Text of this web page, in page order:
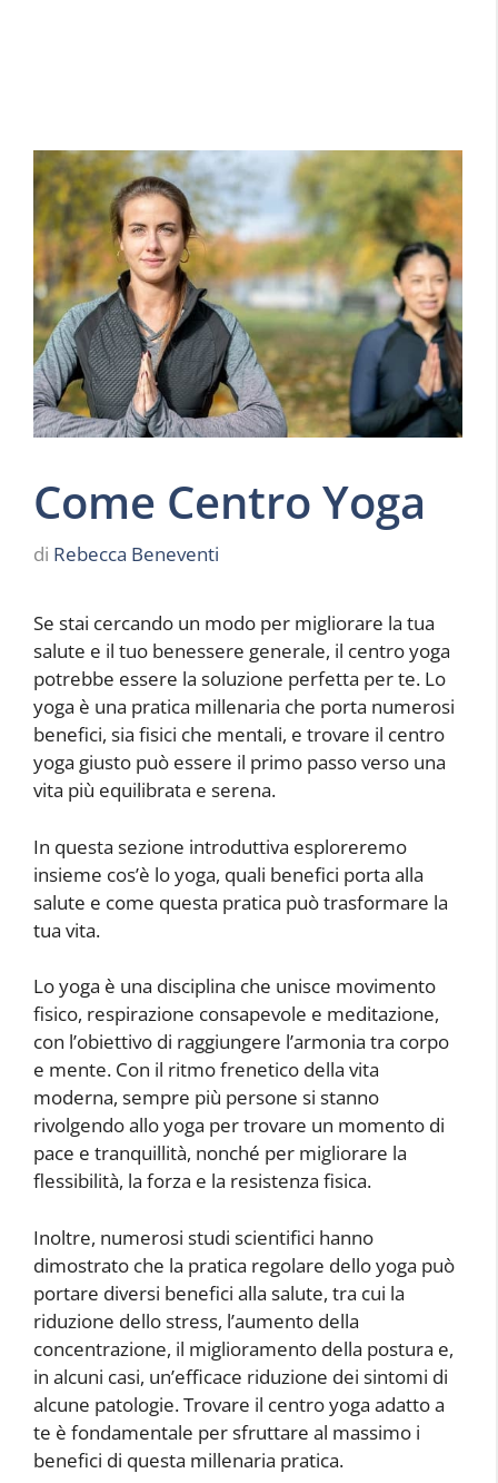
Come Centro Yoga
di Rebecca Beneventi
Se stai cercando un modo per migliorare la tua
salute e il tuo benessere generale, il centro yoga
potrebbe essere la soluzione perfetta per te. Lo
yoga è una pratica millenaria che porta numerosi
benefici, sia fisici che mentali, e trovare il centro
yoga giusto può essere il primo passo verso una
vita più equilibrata e serena.
In questa sezione introduttiva esploreremo
insieme cos’è lo yoga, quali benefici porta alla
salute e come questa pratica può trasformare la
tua vita.
Lo yoga è una disciplina che unisce movimento
fisico, respirazione consapevole e meditazione,
con l’obiettivo di raggiungere l’armonia tra corpo
e mente. Con il ritmo frenetico della vita
moderna, sempre più persone si stanno
rivolgendo allo yoga per trovare un momento di
pace e tranquillità, nonché per migliorare la
flessibilità, la forza e la resistenza fisica.
Inoltre, numerosi studi scientifici hanno
dimostrato che la pratica regolare dello yoga può
portare diversi benefici alla salute, tra cui la
riduzione dello stress, l’aumento della
concentrazione, il miglioramento della postura e,
in alcuni casi, un’efficace riduzione dei sintomi di
alcune patologie. Trovare il centro yoga adatto a
te è fondamentale per sfruttare al massimo i
benefici di questa millenaria pratica.